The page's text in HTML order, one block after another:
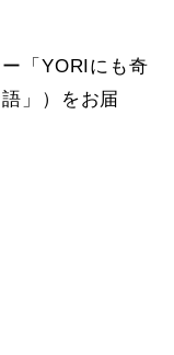
「YORIにも奇
」）をお届